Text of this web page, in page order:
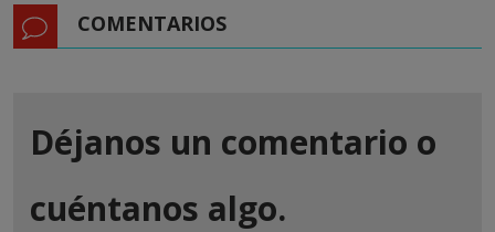
COMENTARIOS
Déjanos un comentario o
cuéntanos algo.